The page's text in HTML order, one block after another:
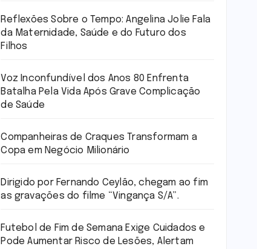
Reflexões Sobre o Tempo: Angelina Jolie Fala
da Maternidade, Saúde e do Futuro dos
Filhos
Voz Inconfundível dos Anos 80 Enfrenta
Batalha Pela Vida Após Grave Complicação
de Saúde
Companheiras de Craques Transformam a
Copa em Negócio Milionário
Dirigido por Fernando Ceylão, chegam ao fim
as gravações do filme “Vingança S/A”.
Futebol de Fim de Semana Exige Cuidados e
Pode Aumentar Risco de Lesões, Alertam